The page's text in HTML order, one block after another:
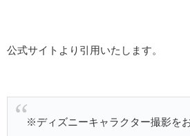
公式サイトより引用いたします。
※ディズニーキャラクター撮影を